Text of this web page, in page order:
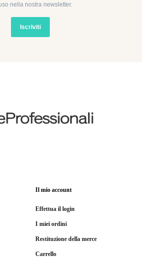
nella nostra newsletter.
Iscriviti
Il mio account
Effettua il login
I miei ordini
Restituzione della merce
Carrello